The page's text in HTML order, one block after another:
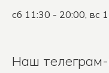
сб 11:30 - 20:00, вс
Наш